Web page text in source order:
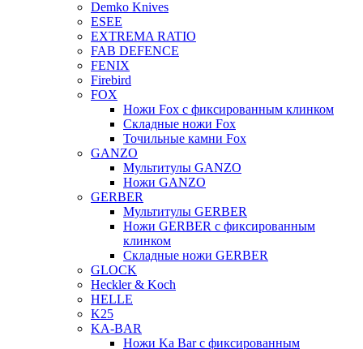
Demko Knives
ESEE
EXTREMA RATIO
FAB DEFENCE
FENIX
Firebird
FOX
Ножи Fox с фиксированным клинком
Складные ножи Fox
Точильные камни Fox
GANZO
Мультитулы GANZO
Ножи GANZO
GERBER
Мультитулы GERBER
Ножи GERBER с фиксированным
клинком
Складные ножи GERBER
GLOCK
Heckler & Koch
HELLE
K25
KA-BAR
Ножи Ka Bar c фиксированным